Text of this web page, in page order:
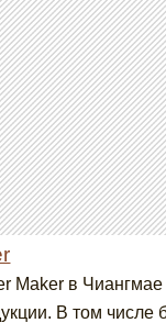
Maker в Чиангмае
В том числе